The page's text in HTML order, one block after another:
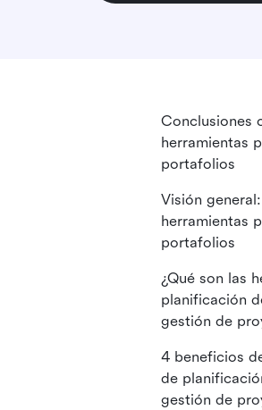
Conclusiones
herramientas
portafolios
Visión
herramientas
portafolios
¿Qué son las
planificación
gestión de
4 beneficios
de
gestión de